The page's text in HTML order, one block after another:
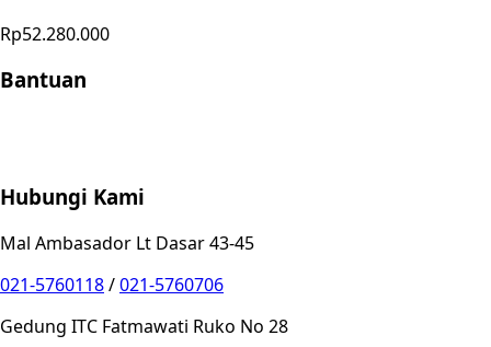
Rp52.280.000
Bantuan
Hubungi Kami
Mal Ambasador Lt Dasar 43-45
021-5760118/021-5760706
Gedung ITC Fatmawati Ruko No 28